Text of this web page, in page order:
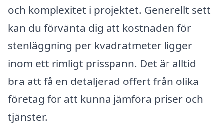
och komplexitet i projektet. Generellt sett
kan du förvänta dig att kostnaden för
stenläggning per kvadratmeter ligger
inom ett rimligt prisspann. Det är alltid
bra att få en detaljerad offert från olika
företag för att kunna jämföra priser och
tjänster.